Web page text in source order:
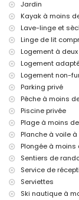
Installations et
internet (WiFi)
aspirateur
linge de lit et
service de
console de jeux
chauffage à air
Installations et
jacuzzi extérieur
lit
Divertissements
Costa Blanca
bar, promenade
la maison)
Sites et culture à
Jardin
Kayak à moins
Lave-linge et
Linge de lit
Logement à deux
Logement
Logement non-
Parking privé
Pêche à moins
Piscine privée
Plage à moins
Planche à voile
Plongée à moins
Sentiers de
Service de
Serviettes
Ski nautique à